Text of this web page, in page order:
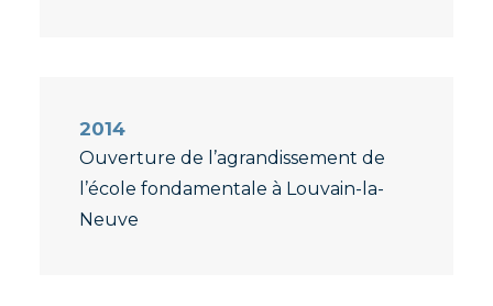
2014
Ouverture de l’agrandissement de
l’école fondamentale à Louvain-la-
Neuve